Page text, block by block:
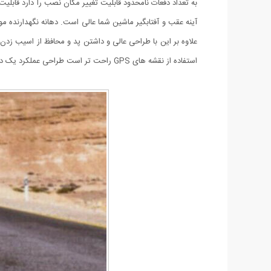
به تعداد دفعات نامحدود قابلیت تغییر مکان نصب را دارد
آینه عقب و آفتابگیر ماشین شما عالی است. دهانه
استفاده از نقشه های GPS راحت تر است طراحی عملکرد یک دست به شما امکان می دهد هنگام رانندگی دست خود را آزاد کنید.